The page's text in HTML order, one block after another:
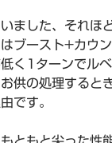
ました、それほ
ブースト+カウ
く1ターンでル
供の処理すると
です。
ともと尖った性